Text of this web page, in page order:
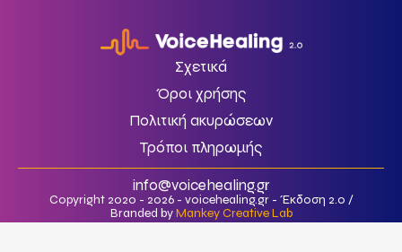
Σχετικά
Όροι χρήσης
Πολιτική ακυρώσεων
Τρόποι πληρωμής
info@voicehealing.gr
Copyright 2020 - 2026 - voicehealing.gr - Έκδοση 2.0 /
Branded byMankey Creative Lab